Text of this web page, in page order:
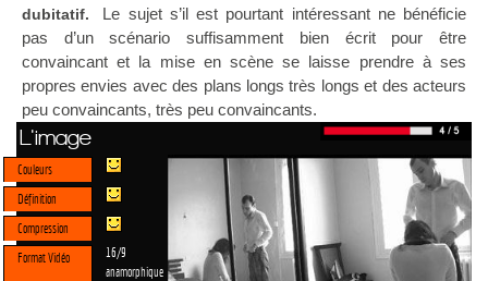
dubitatif.
Le sujet s’il est pourtant intéressant ne bénéficie
pas d’un scénario suffisamment bien écrit pour être
convaincant et la mise en scène se laisse prendre à ses
propres envies avec des plans longs très longs et des acteurs
peu convaincants, très peu convaincants.
L'image
Couleurs
Définition
Compression
Format Vidéo
16/9
anamorphique